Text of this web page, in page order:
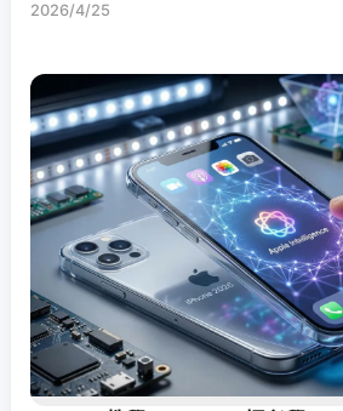
2026/4/25